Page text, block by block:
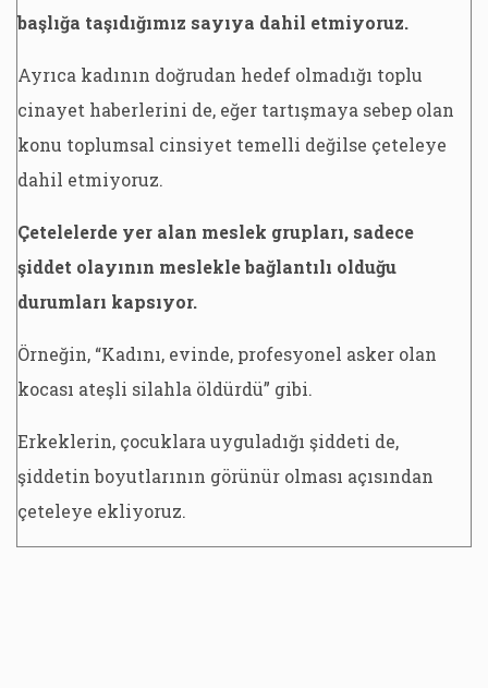
başlığa taşıdığımız sayıya dahil etmiyoruz.
Ayrıca kadının doğrudan hedef olmadığı toplu
cinayet haberlerini de, eğer tartışmaya sebep olan
konu toplumsal cinsiyet temelli değilse çeteleye
dahil etmiyoruz.
Çetelelerde yer alan meslek grupları, sadece
şiddet olayının meslekle bağlantılı olduğu
durumları kapsıyor.
Örneğin, “Kadını, evinde, profesyonel asker olan
kocası ateşli silahla öldürdü” gibi.
Erkeklerin, çocuklara uyguladığı şiddeti de,
şiddetin boyutlarının görünür olması açısından
çeteleye ekliyoruz.